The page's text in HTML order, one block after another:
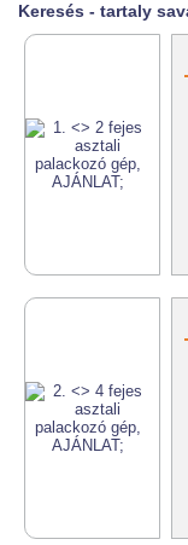
Keresés - tartaly